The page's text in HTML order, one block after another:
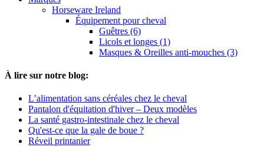
Horseware Ireland
Équipement pour cheval
Guêtres (6)
Licols et longes (1)
Masques & Oreilles anti-mouches (3)
À lire sur notre blog:
L’alimentation sans céréales chez le cheval
Pantalon d'équitation d'hiver – Deux modèles
La santé gastro-intestinale chez le cheval
Qu'est-ce que la gale de boue ?
Réveil printanier